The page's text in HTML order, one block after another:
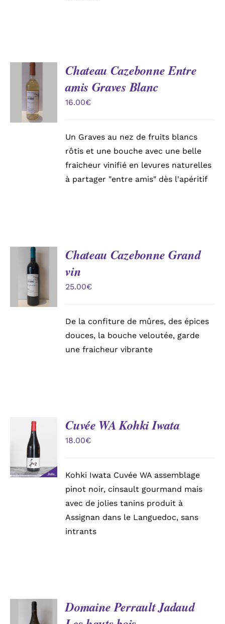
AJOUTER
AU
PANIER
/
DÉTAILS
Chateau Cazebonne Entre
amis Graves Blanc
16.00€
Un Graves au nez de fruits blancs
rôtis et une bouche avec une belle
fraicheur vinifié en levures naturelles
à partager "entre amis" dès l'apéritif
AJOUTER
AU
PANIER
/
DÉTAILS
Chateau Cazebonne Grand
vin
25.00€
De la confiture de mûres, des épices
douces, la bouche veloutée, garde
une fraicheur vibrante
AJOUTER
AU
PANIER
/
DÉTAILS
Cuvée WA Kohki Iwata
18.00€
Kohki Iwata Cuvée WA assemblage
pinot noir, cinsault gourmand mais
avec de jolies tanins produit à
Assignan dans le Languedoc, sans
intrants
AJOUTER
AU
Domaine Perrault Jadaud